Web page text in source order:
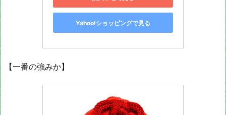
Yahoo!ショッピングで見る
【一番の強みか】